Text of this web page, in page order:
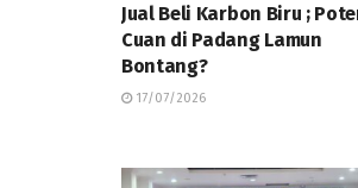
Jual Beli Karbon Biru ;
Cuan di Padang Lamun
Bontang?
17/07/2026